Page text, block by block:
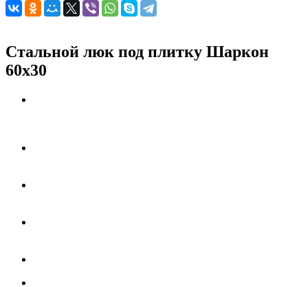
Стальной люк под плитку Шаркон
60x30